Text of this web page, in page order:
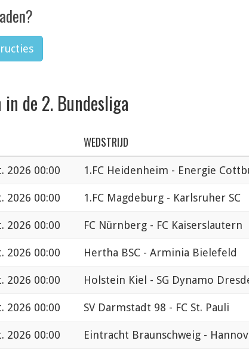
de 2. Bundesliga
WEDSTRIJD
2026 00:00 1.FC Heidenheim - Energie
2026 00:00 1.FC Magdeburg - Karlsruher SC
2026 00:00 FC Nürnberg - FC Kaiserslautern
2026 00:00 Hertha BSC - Arminia Bielefeld
2026 00:00 Holstein Kiel - SG Dynamo
2026 00:00 SV Darmstadt 98 - FC St. Pauli
2026 00:00 Eintracht Braunschweig -